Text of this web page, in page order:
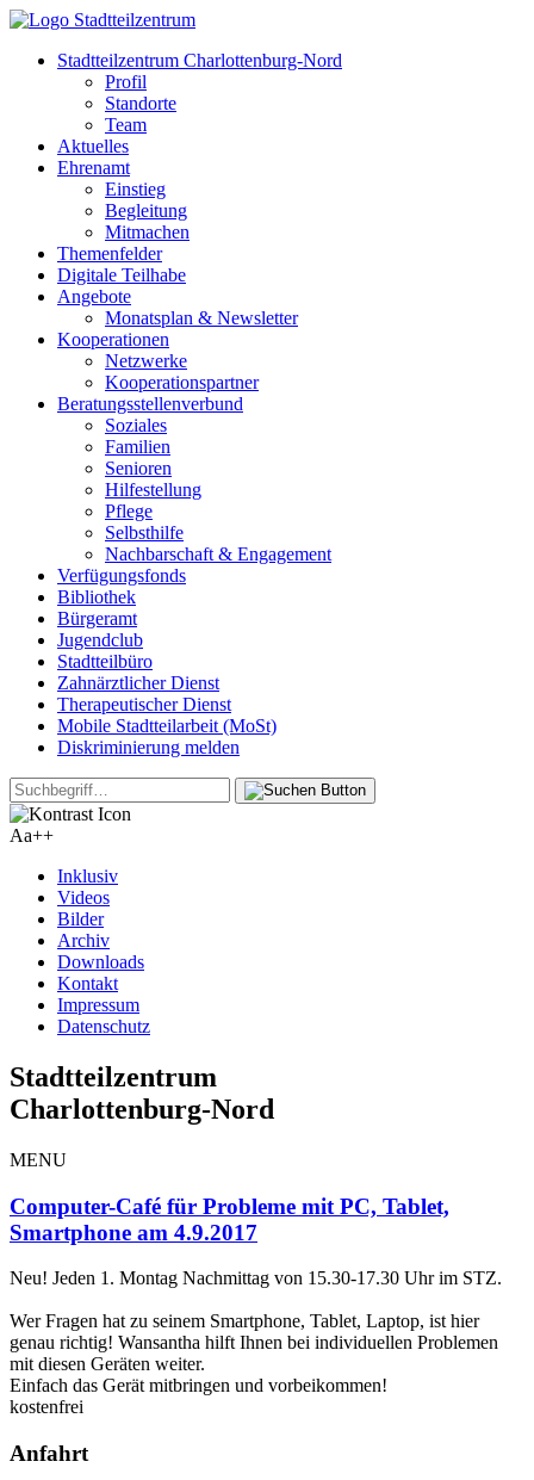
Stadtteilzentrum Charlottenburg-Nord
Profil
Standorte
Team
Aktuelles
Ehrenamt
Einstieg
Begleitung
Mitmachen
Themenfelder
Digitale Teilhabe
Angebote
Monatsplan & Newsletter
Kooperationen
Netzwerke
Kooperationspartner
Beratungsstellenverbund
Soziales
Familien
Senioren
Hilfestellung
Pflege
Selbsthilfe
Nachbarschaft & Engagement
Verfügungsfonds
Bibliothek
Bürgeramt
Jugendclub
Stadtteilbüro
Zahnärztlicher Dienst
Therapeutischer Dienst
Mobile Stadtteilarbeit (MoSt)
Diskriminierung melden
Aa++
Inklusiv
Videos
Bilder
Archiv
Downloads
Kontakt
Impressum
Datenschutz
Stadtteilzentrum
Charlottenburg-Nord
MENU
Computer-Café für Probleme mit PC, Tablet,
Smartphone am 4.9.2017
Neu! Jeden 1. Montag Nachmittag von 15.30-17.30 Uhr im STZ.
Wer Fragen hat zu seinem Smartphone, Tablet, Laptop, ist hier
genau richtig! Wansantha hilft Ihnen bei individuellen Problemen
mit diesen Geräten weiter.
Einfach das Gerät mitbringen und vorbeikommen!
kostenfrei
Anfahrt